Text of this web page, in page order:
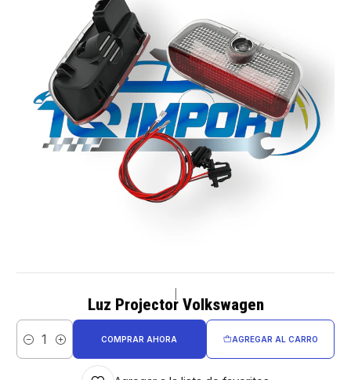
Luz Projector Volkswagen
Cantidad
AGREGAR AL CARRO
COMPRAR AHORA